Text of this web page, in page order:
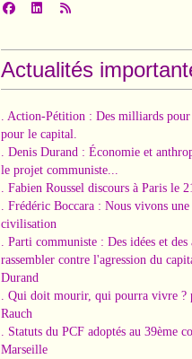
Actualités
. Action-Pétition : Des milliards
pour le capital.
. Denis Durand : Économie et
le projet communiste...
. Fabien Roussel discours à Paris le
. Frédéric Boccara : Nous vivons une
civilisation
. Parti communiste : Des idées et des
rassembler contre l'agression du
Durand
. Qui doit mourir, qui pourra vivre ?
Rauch
. Statuts du PCF adoptés au 39ème
Marseille